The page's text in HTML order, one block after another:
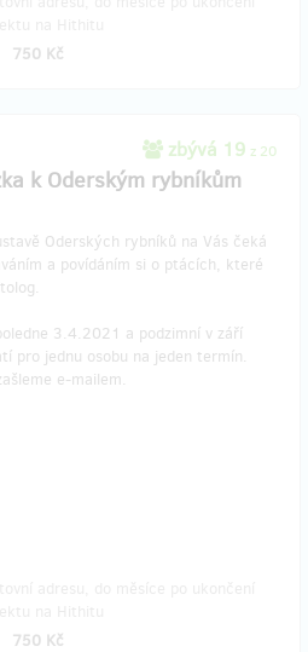
750 Kč
zbývá 19 z 20
k Oderským rybníkům
Oderských rybníků na Vás čeká
a povídáním si o ptácích, které
3.4.2021 a podzimní v září
pro jednu osobu na jeden termín.
e-mailem.
750 Kč